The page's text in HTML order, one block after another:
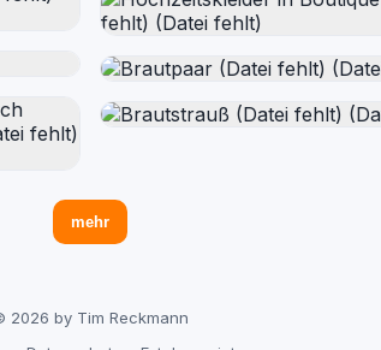
mehr
2026 by Tim Reckmann